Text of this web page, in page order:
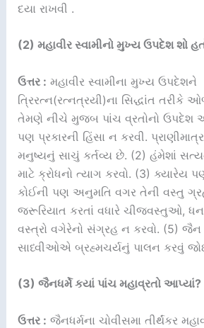
દયા રાખવી .
(2) મહાવીર સ્વામીનો મુખ્ય ઉપદેશ શો
ઉત્તર : મહાવીર સ્વામીના મુખ્ય ઉપદેશને
ત્રિરત્ન(રત્નત્રયી)ના સિદ્ધાંત તરીકે
તેમણે નીચે મુજબ પાંચ વ્રતોનો ઉપદેશ
પણ પ્રકારની હિંસા ન કરવી.
મનુષ્યનું સાચું કર્તવ્ય છે. (2) હંમેશાં
માટે ક્રોધનો ત્યાગ કરવો. (3) ક્યારેય
કોઈની પણ અનુમતિ વગર તેની વસ્તુ
જરૂરિયાત કરતાં વધારે ચીજવસ્તુઓ,
વસ્ત્રો વગેરેનો સંગ્રહ ન કરવો. (5)
સાધ્વીઓએ બ્રહ્મચર્યનું પાલન કરવું
(3) જૈનધર્મે કયાં પાંચ મહાવ્રતો આપ્યાં?
ઉત્તર : જૈનધર્મના ચોવીસમા તીર્થંકર